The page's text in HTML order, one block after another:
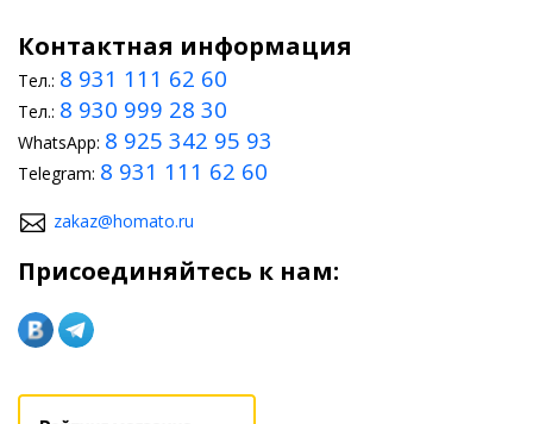
Контактная информация
Тел.: 8 931 111 62 60
Тел.: 8 930 999 28 30
WhatsApp: 8 925 342 95 93
Telegram: 8 931 111 62 60
zakaz@homato.ru
Присоединяйтесь к нам: